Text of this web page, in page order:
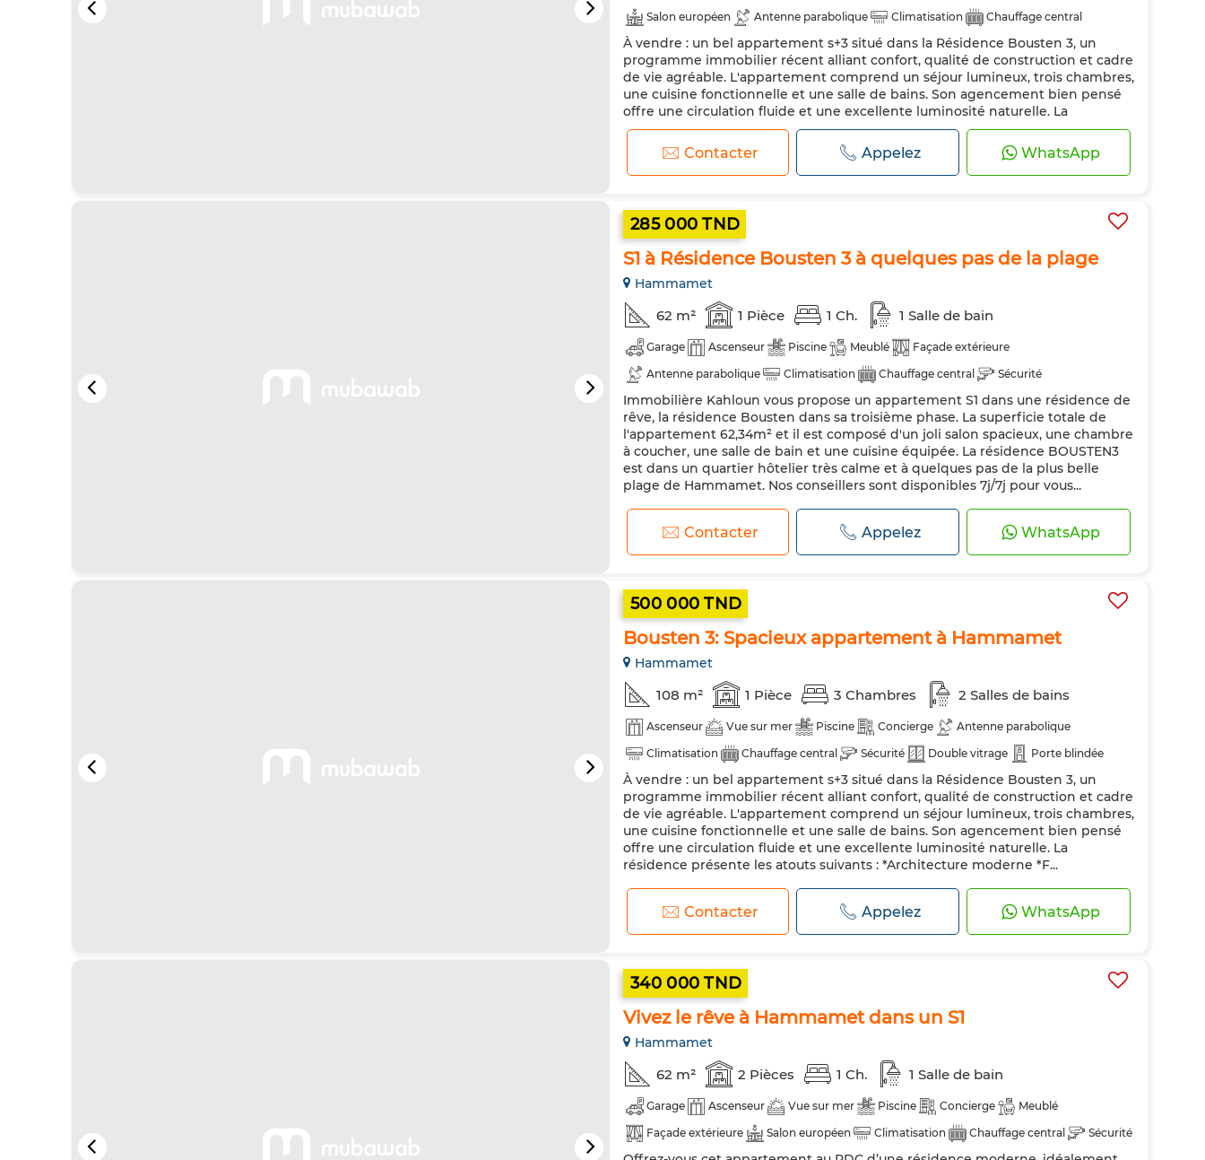
Salon européen
Antenne parabolique Climatisation
Chauffage central
Sécurité
Double vitrage Porte blindée Cuisine équipée
Réfrigérateur
Four
Machine à laver
À vendre : un bel appartement s+3 situé dans la Résidence Bousten 3, un
programme immobilier récent alliant confort, qualité de construction et cadre
de vie agréable. L'appartement comprend un séjour lumineux, trois chambres,
une cuisine fonctionnelle et une salle de bains. Son agencement bien pensé
offre une circulation fluide et une excellente luminosité naturelle. La
résidence présente les atouts suivants : *Architecture moderne *F...
Contacter Appelez WhatsApp
285 000 TND
S1 à Résidence Bousten 3 à quelques pas de la plage
Hammamet
62 m² 1 Pièce 1 Ch. 1 Salle de bain
Garage Ascenseur Piscine Meublé
Façade extérieure
Antenne parabolique
Climatisation Chauffage central
Sécurité
Double vitrage
Porte blindée Cuisine équipée Réfrigérateur
Four
Machine à laver
Immobilière Kahloun vous propose un appartement S1 dans une résidence de
rêve, la résidence Bousten dans sa troisième phase. La superficie totale de
l'appartement 62,34m² et il est composé d'un joli salon spacieux, une chambre
à coucher, une salle de bain et une cuisine équipée. La résidence BOUSTEN3
est dans un quartier hôtelier très calme et à quelques pas de la plus belle
plage de Hammamet. Nos conseillers sont disponibles 7j/7j pour vous...
Contacter Appelez WhatsApp
500 000 TND
Bousten 3: Spacieux appartement à Hammamet
Hammamet
108 m² 1 Pièce 3 Chambres 2 Salles de bains
Ascenseur Vue sur mer Piscine Concierge
Antenne parabolique
Climatisation
Chauffage central Sécurité Double vitrage
Porte blindée
Cuisine équipée
Réfrigérateur Four Machine à laver
À vendre : un bel appartement s+3 situé dans la Résidence Bousten 3, un
programme immobilier récent alliant confort, qualité de construction et cadre
de vie agréable. L'appartement comprend un séjour lumineux, trois chambres,
une cuisine fonctionnelle et une salle de bains. Son agencement bien pensé
offre une circulation fluide et une excellente luminosité naturelle. La
résidence présente les atouts suivants : *Architecture moderne *F...
Contacter Appelez WhatsApp
340 000 TND
Vivez le rêve à Hammamet dans un S1
Hammamet
62 m² 2 Pièces 1 Ch. 1 Salle de bain
Garage Ascenseur Vue sur mer Piscine Concierge
Meublé
Façade extérieure
Salon européen Climatisation Chauffage central
Sécurité